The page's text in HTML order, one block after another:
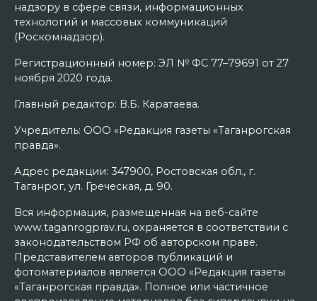
надзору в сфере связи, информационных
технологий и массовых коммуникаций
(Роскомнадзор).
Регистрационный номер: ЭЛ № ФС 77–79691 от 27
ноября 2020 года.
Главный редактор: В.Б. Каратаева.
Учредитель: ООО «Редакция газеты «Таганрогская
правда».
Адрес редакции: 347900, Ростовская обл., г.
Таганрог, ул. Греческая, д. 90.
Вся информация, размещенная на веб-сайте
www.taganrogprav.ru, охраняется в соответствии с
законодательством РФ об авторском праве.
Представителем авторов публикаций и
фотоматериалов является ООО «Редакция газеты
«Таганрогская правда». Полное или частичное